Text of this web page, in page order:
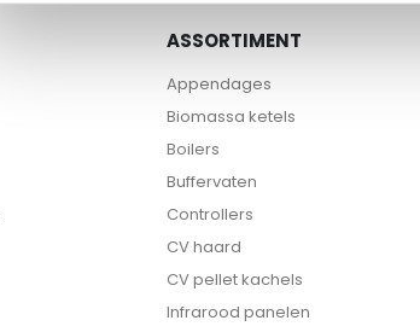
ASSORTIMENT
Appendages
Biomassa ketels
Boilers
Buffervaten
Controllers
CV haard
CV pellet kachels
Infrarood panelen